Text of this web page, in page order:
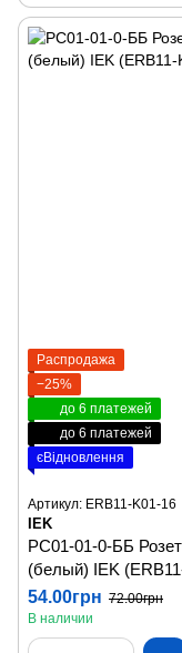
Распродажа
−25%
до 6 платежей
до 6 платежей
єВідновлення
Артикул: ERB11-K01-16
IEK
РС01-01-0-ББ
(белый) IEK
54.00грн 72.00грн
В наличии